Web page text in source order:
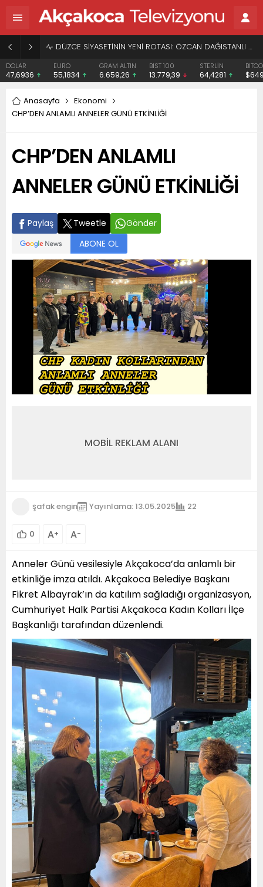
BAŞHEKİME “SONAY” DEMEK SUÇ DUYURUSU OLDU
EURO
55,1834
GRAM ALTIN
6.659,26
BIST 100
13.779,39
STERLİN
64,4281
BITCOIN
$64939
Anasayfa
Ekonomi
CHP’DEN ANLAMLI ANNELER GÜNÜ ETKİNLİĞİ
CHP’DEN ANLAMLI
ANNELER GÜNÜ ETKİNLİĞİ
Paylaş Tweetle
Gönder
ABONE OL
MOBİL REKLAM ALANI
şafak engin Yayınlama: 13.05.2025 22
0 A+ A-
Anneler Günü vesilesiyle Akçakoca’da anlamlı bir
etkinliğe imza atıldı. Akçakoca Belediye Başkanı
Fikret Albayrak’ın da katılım sağladığı organizasyon,
Cumhuriyet Halk Partisi Akçakoca Kadın Kolları İlçe
Başkanlığı tarafından düzenlendi.